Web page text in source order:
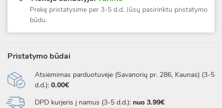
Prekę pristatysime per 3-5 d.d. Jūsų pasirinktu pristatymo
būdu.
Pristatymo būdai
Atsiėmimas parduotuvėje (Savanorių pr. 286, Kaunas) (3-5
d.d.): 0.00€
DPD kurjeris į namus (3-5 d.d.): nuo 3.99€